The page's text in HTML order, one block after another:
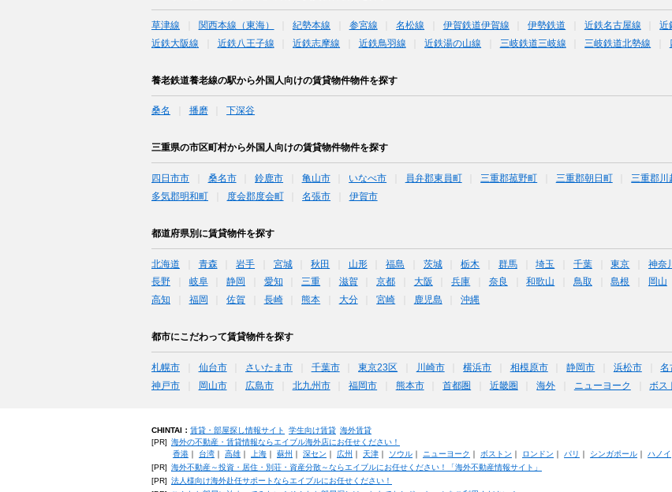
草津線 関西本線（東海） 紀勢本線 参宮線 名松線 伊賀鉄道伊賀線 伊勢鉄道 近鉄名古屋線 近
近鉄大阪線
近鉄八王子線 近鉄志摩線 近鉄鳥羽線 近鉄湯の山線 三岐鉄道三岐線 三岐鉄道北勢線
養老鉄道養老線の駅から外国人向けの賃貸物件物件を探す
桑名 播磨 下深谷
三重県の市区町村から外国人向けの賃貸物件物件を探す
四日市市 桑名市 鈴鹿市 亀山市 いなべ市 員弁郡東員町 三重郡菰野町 三重郡朝日町 三重郡川
多気郡明和町
度会郡度会町 名張市 伊賀市
都道府県別に賃貸物件を探す
北海道 青森 岩手 宮城 秋田 山形 福島 茨城 栃木 群馬 埼玉 千葉 東京 神奈川
長野
岐阜 静岡 愛知 三重 滋賀 京都 大阪 兵庫 奈良 和歌山 鳥取 島根 岡山
高知
福岡 佐賀 長崎 熊本 大分 宮崎 鹿児島 沖縄
都市にこだわって賃貸物件を探す
札幌市 仙台市 さいたま市 千葉市 東京23区 川崎市 横浜市 相模原市 静岡市 浜松市 名
神戸市
岡山市 広島市 北九州市 福岡市 熊本市 首都圏 近畿圏 海外 ニューヨーク ボス
CHINTAI： 賃貸・部屋探し情報サイト 学生向け賃貸 海外賃貸
[PR] 海外の不動産・賃貸情報ならエイブル海外店にお任せください！
香港｜ 台湾｜ 高雄｜ 上海｜ 蘇州 ｜ 深セン ｜ 広州 ｜ 天津｜ ソウル｜ ニューヨーク ｜ ボストン ｜ ロンドン ｜ パリ ｜ シンガポール｜ ハノイ
[PR] 海外不動産～投資・居住・別荘・資産分散～ならエイブルにお任せください！「海外不動産情報サイト」
[PR] 法人様向け海外赴任サポートならエイブルにお任せください！